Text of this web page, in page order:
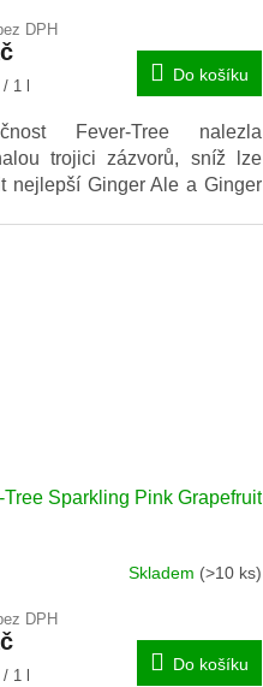
DPH
1 l
Do košíku
Fever-Tree nalezla
trojici zázvorů, sníž lze
nejlepší Ginger Ale a Ginger
Tree Sparkling Pink Grapefruit
Skladem (>10 ks)
DPH
/ 1 l
Do košíku